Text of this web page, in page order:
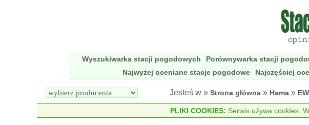
Wyszukiwarka stacji pogodowych Porównywarka stacji
Najwyżej oceniane stacje pogodowe
Najczęściej
Jesteś w » Strona główna » Hama »
PLIKI COOKIES: Serwis używa cookies.